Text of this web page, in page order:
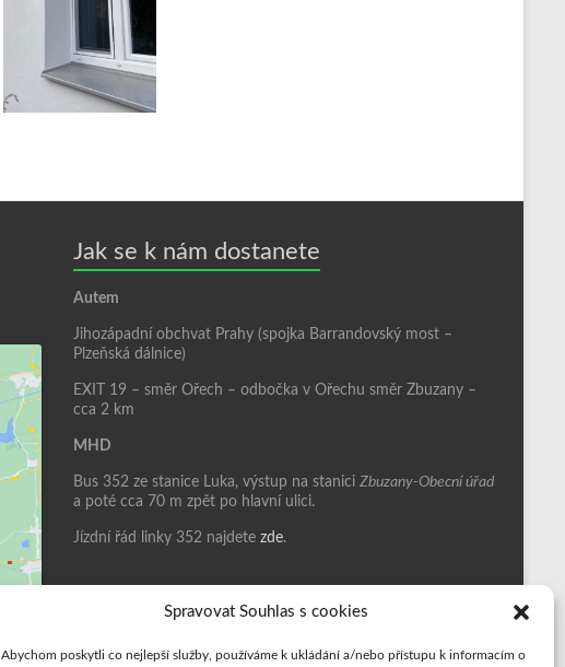
Spravovat Souhlas s cookies
Abychom poskytli co nejlepší služby, používáme k ukládání a/nebo přístupu k informacím o
Jak se k nám dostanete
Autem
Jihozápadní obchvat Prahy (spojka Barrandovský most –
Plzeňská dálnice)
EXIT 19 – směr Ořech – odbočka v Ořechu směr Zbuzany –
cca 2 km
MHD
Bus 352 ze stanice Luka, výstup na staniciZbuzany-Obecní úřad
a poté cca 70 m zpět po hlavní ulici.
Jízdní řád linky 352 najdetezde.